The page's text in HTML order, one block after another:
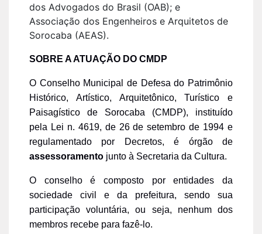
dos Advogados do Brasil (OAB); e
Associação dos Engenheiros e Arquitetos de
Sorocaba (AEAS).
SOBRE A ATUAÇÃO DO CMDP
O Conselho Municipal de Defesa do Patrimônio
Histórico, Artístico, Arquitetônico, Turístico e
Paisagístico de Sorocaba (CMDP), instituído
pela Lei n. 4619, de 26 de setembro de 1994 e
regulamentado por Decretos, é órgão de
assessoramento junto à Secretaria da Cultura.
O conselho é composto por entidades da
sociedade civil e da prefeitura, sendo sua
participação voluntária, ou seja, nenhum dos
membros recebe para fazê-lo.